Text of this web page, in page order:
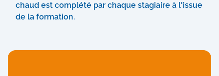
chaud est complété par chaque stagiaire à l'issue
de la formation.